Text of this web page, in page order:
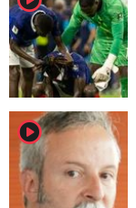
player2